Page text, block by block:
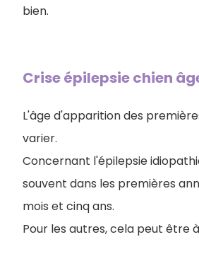
bien.
Crise épilepsie chien
L'âge d'apparition des
varier.
Concernant l'épilepsie
souvent dans les premières
mois et cinq ans.
Pour les autres, cela peut être